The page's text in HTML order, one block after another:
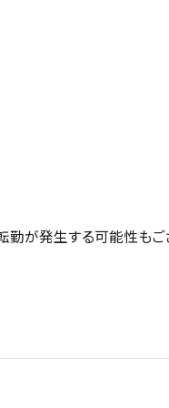
が発生する可能性もご